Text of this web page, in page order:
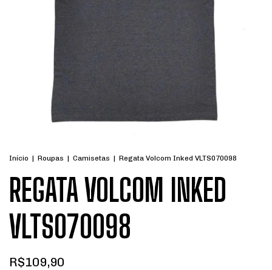
Início | Roupas | Camisetas | Regata Volcom Inked VLTS070098
REGATA VOLCOM INKED
VLTS070098
R$109,90